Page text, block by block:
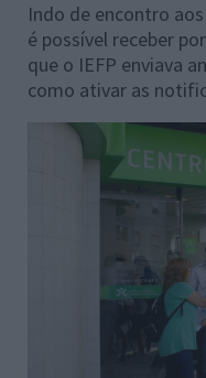
Indo de encontro
é possível receber
que o IEFP enviava
como ativar as